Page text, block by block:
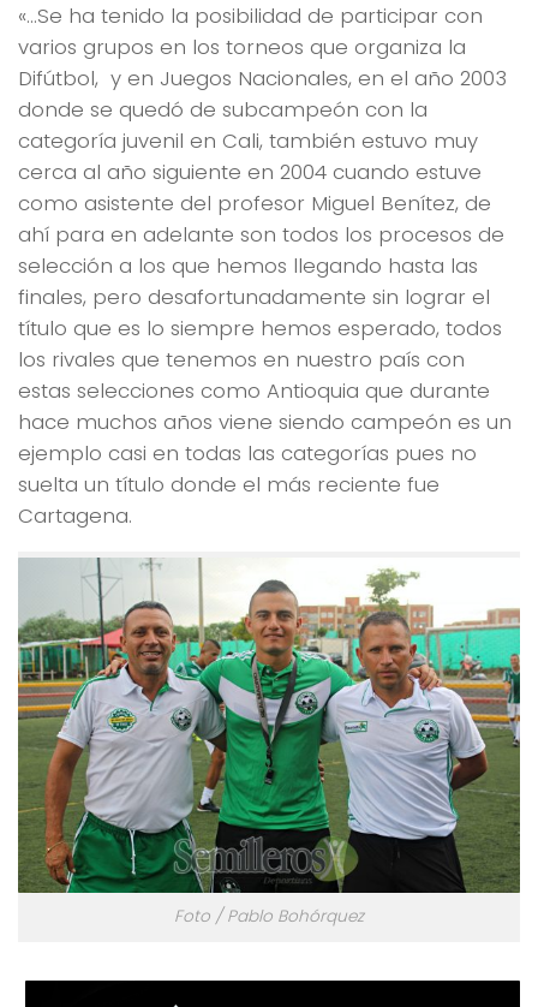
«…Se ha tenido la posibilidad de participar con
varios grupos en los torneos que organiza la
Difútbol, y en Juegos Nacionales, en el año 2003
donde se quedó de subcampeón con la
categoría juvenil en Cali, también estuvo muy
cerca al año siguiente en 2004 cuando estuve
como asistente del profesor Miguel Benítez, de
ahí para en adelante son todos los procesos de
selección a los que hemos llegando hasta las
finales, pero desafortunadamente sin lograr el
título que es lo siempre hemos esperado, todos
los rivales que tenemos en nuestro país con
estas selecciones como Antioquia que durante
hace muchos años viene siendo campeón es un
ejemplo casi en todas las categorías pues no
suelta un título donde el más reciente fue
Cartagena.
Foto / Pablo Bohórquez